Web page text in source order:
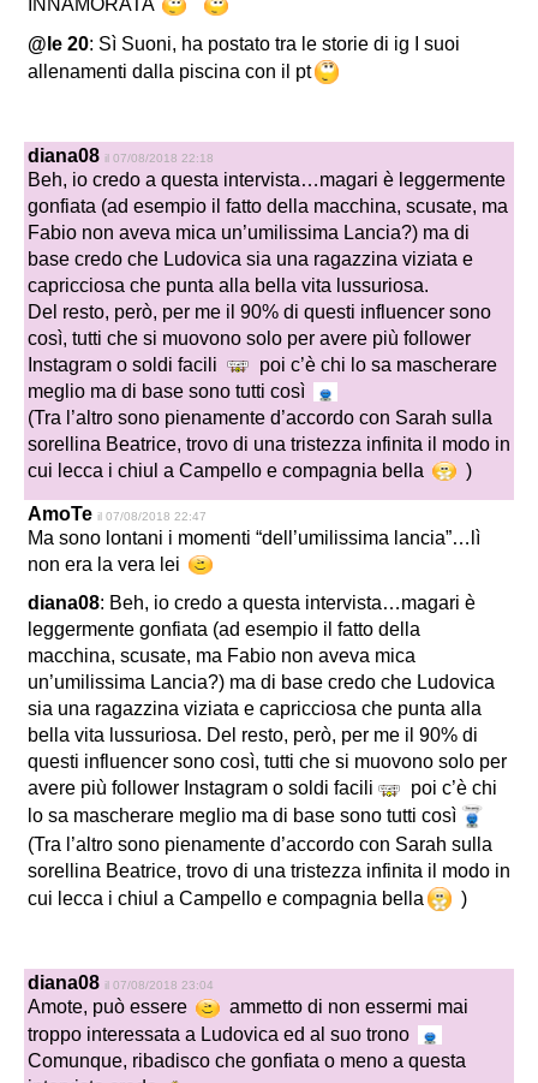
INNAMORATA
@le 20: Sì Suoni, ha postato tra le storie di ig I suoi
allenamenti dalla piscina con il pt
diana08 il 07/08/2018 22:18
Beh, io credo a questa intervista…magari è leggermente
gonfiata (ad esempio il fatto della macchina, scusate, ma
Fabio non aveva mica un’umilissima Lancia?) ma di
base credo che Ludovica sia una ragazzina viziata e
capricciosa che punta alla bella vita lussuriosa.
Del resto, però, per me il 90% di questi influencer sono
così, tutti che si muovono solo per avere più follower
Instagram o soldi facili
poi c’è chi lo sa mascherare
meglio ma di base sono tutti così
(Tra l’altro sono pienamente d’accordo con Sarah sulla
sorellina Beatrice, trovo di una tristezza infinita il modo in
cui lecca i chiul a Campello e compagnia bella
)
AmoTe il 07/08/2018 22:47
Ma sono lontani i momenti “dell’umilissima lancia”…lì
non era la vera lei
diana08: Beh, io credo a questa intervista…magari è
leggermente gonfiata (ad esempio il fatto della
macchina, scusate, ma Fabio non aveva mica
un’umilissima Lancia?) ma di base credo che Ludovica
sia una ragazzina viziata e capricciosa che punta alla
bella vita lussuriosa. Del resto, però, per me il 90% di
questi influencer sono così, tutti che si muovono solo per
avere più follower Instagram o soldi facili
poi c’è chi
lo sa mascherare meglio ma di base sono tutti così
(Tra l’altro sono pienamente d’accordo con Sarah sulla
sorellina Beatrice, trovo di una tristezza infinita il modo in
cui lecca i chiul a Campello e compagnia bella
)
diana08 il 07/08/2018 23:04
Amote, può essere
ammetto di non essermi mai
troppo interessata a Ludovica ed al suo trono
Comunque, ribadisco che gonfiata o meno a questa